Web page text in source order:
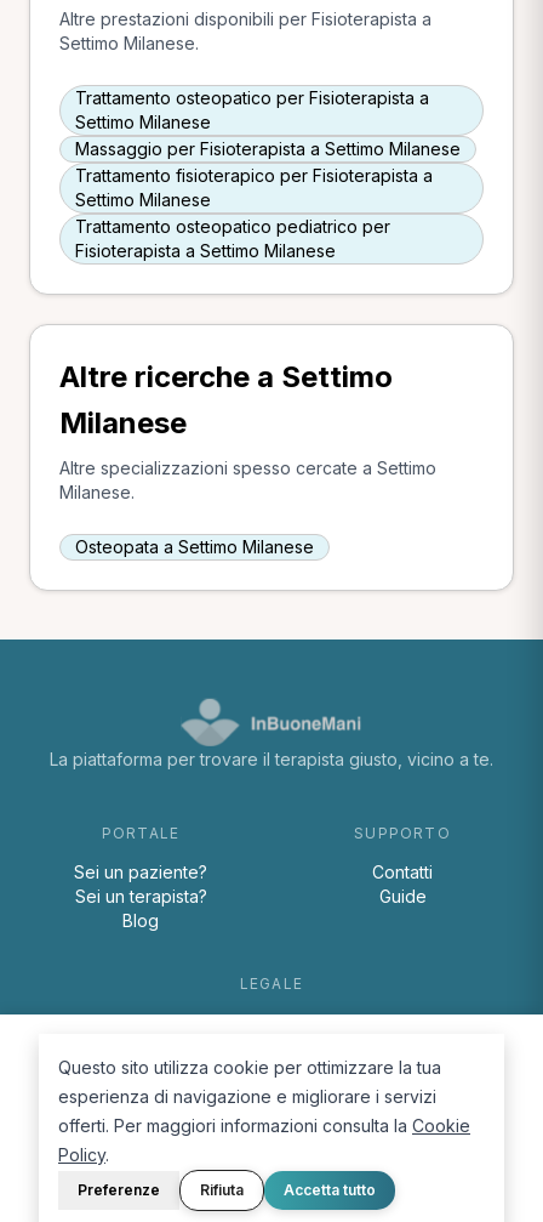
Altre prestazioni disponibili per Fisioterapista a
Settimo Milanese.
Trattamento osteopatico per Fisioterapista a
Settimo Milanese
Massaggio per Fisioterapista a Settimo Milanese
Trattamento fisioterapico per Fisioterapista a
Settimo Milanese
Trattamento osteopatico pediatrico per
Fisioterapista a Settimo Milanese
Altre ricerche a Settimo
Milanese
Altre specializzazioni spesso cercate a Settimo
Milanese.
Osteopata a Settimo Milanese
La piattaforma per trovare il terapista giusto, vicino a te.
PORTALE
Sei un paziente?
Sei un terapista?
Blog
SUPPORTO
Contatti
Guide
LEGALE
Cookie Policy
Questo sito utilizza cookie per ottimizzare la tua
esperienza di navigazione e migliorare i servizi
offerti. Per maggiori informazioni consulta la Cookie
Policy.
Preferenze Rifiuta Accetta tutto